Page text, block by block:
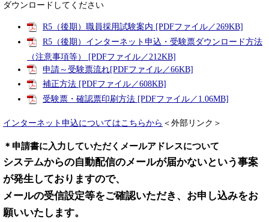
ダウンロードしてください
R5（後期）職員採用試験案内 [PDFファイル／269KB]
R5（後期）インターネット申込・受験票ダウンロード方法
（注意事項等） [PDFファイル／212KB]
申請～受験票流れ[PDFファイル／66KB]
補正方法 [PDFファイル／608KB]
受験票・確認票印刷方法 [PDFファイル／1.06MB]
インターネット申込についてはこちらから ＜外部リンク＞
＊申請書に入力していただくメールアドレスについて
システムからの自動配信のメールが届かないという事案
が発生しておりますので、
メールの受信設定等をご確認いただき、お申し込みをお
願いいたします。